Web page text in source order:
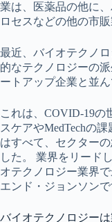
業は、医薬品の他に
ロセスなどの他の市
最近、バイオテクノ
的なテクノロジーの
ートアップ企業と並ん
これは、COVID-19の
スケアやMedTechの
はすべて、セクター
した。 業界をリード
オテクノロジー業界
エンド・ジョンソンで
バイオテクノロジー